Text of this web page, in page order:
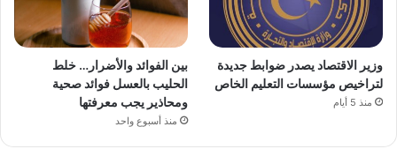
وزير الاقتصاد يصدر ضوابط جديدة
لتراخيص مؤسسات التعليم الخاص
منذ 5 أيام
بين الفوائد والأضرار… خلط
الحليب بالعسل فوائد صحية
ومحاذير يجب معرفتها
منذ أسبوع واحد